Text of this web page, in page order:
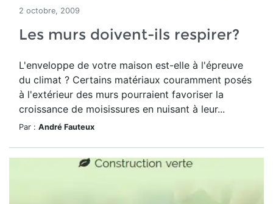
2 octobre, 2009
Les murs doivent-ils respirer?
L'enveloppe de votre maison est-elle à l'épreuve
du climat ? Certains matériaux couramment posés
à l'extérieur des murs pourraient favoriser la
croissance de moisissures en nuisant à leur...
Par : André Fauteux